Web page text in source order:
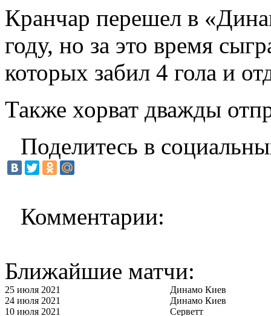
Кранчар перешел в
году, но за это время
которых забил 4 гола и
Также хорват дважды
Поделитесь в
Комментарии:
Ближайшие матчи:
25 июля 2021
Динамо Киев
24 июля 2021
Динамо Киев
10 июля 2021
Серветт